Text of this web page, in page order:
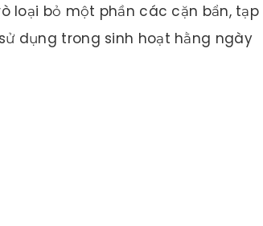
loại bỏ một phần các cặn bẩn, tạp
dụng trong sinh hoạt hằng ngày